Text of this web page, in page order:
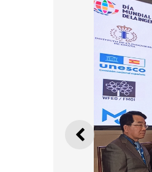
上一则